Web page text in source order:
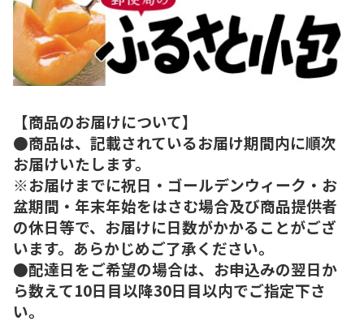
【商品のお届けについて】
●商品は、記載されているお届け期間内に順次
お届けいたします。
※お届けまでに祝日・ゴールデンウィーク・お
盆期間・年末年始をはさむ場合及び商品提供者
の休日等で、お届けに日数がかかることがござ
います。あらかじめご了承ください。
●配達日をご希望の場合は、お申込みの翌日か
ら数えて10日目以降30日目以内でご指定下さ
い。